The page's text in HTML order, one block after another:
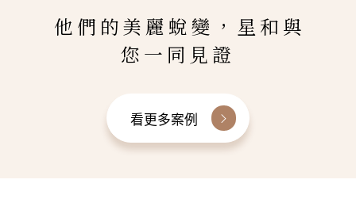
他們的美麗蛻變，星和與
您一同見證
看更多案例